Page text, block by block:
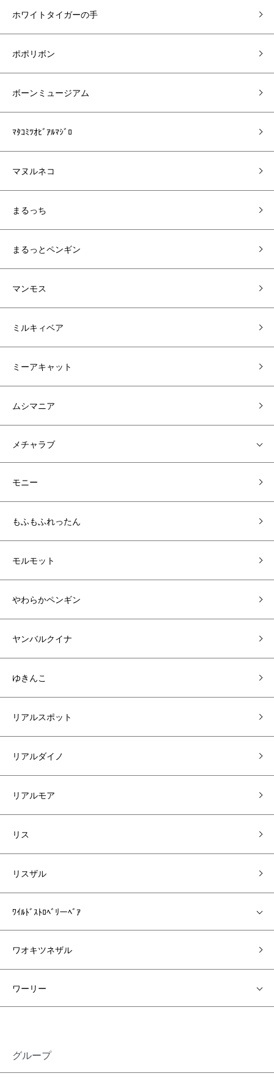
ホワイトタイガーの手
ポポリボン
ボーンミュージアム
ﾏﾀｺﾐﾂｵﾋﾞｱﾙﾏｼﾞﾛ
マヌルネコ
まるっち
まるっとペンギン
マンモス
ミルキィベア
ミーアキャット
ムシマニア
メチャラブ
モニー
もふもふれったん
モルモット
やわらかペンギン
ヤンバルクイナ
ゆきんこ
リアルスポット
リアルダイノ
リアルモア
リス
リスザル
ﾜｲﾙﾄﾞｽﾄﾛﾍﾞﾘーﾍﾞｱ
ワオキツネザル
ワーリー
グループ